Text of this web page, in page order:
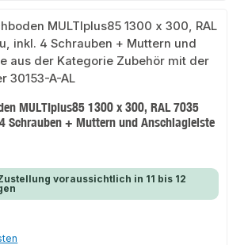
MULTIplus85 1300 x 300, RAL 7035
Schrauben + Muttern und Anschlagleiste
voraussichtlich in 11 bis 12